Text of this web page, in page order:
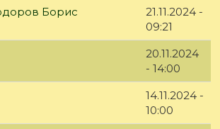
Борис
21.11.2024 -
09:21
20.11.2024
- 14:00
14.11.2024 -
10:00